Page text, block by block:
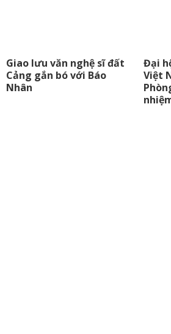
Giao lưu văn nghệ sĩ đất
Cảng gắn bó với Báo
Nhân
Đại
Việt